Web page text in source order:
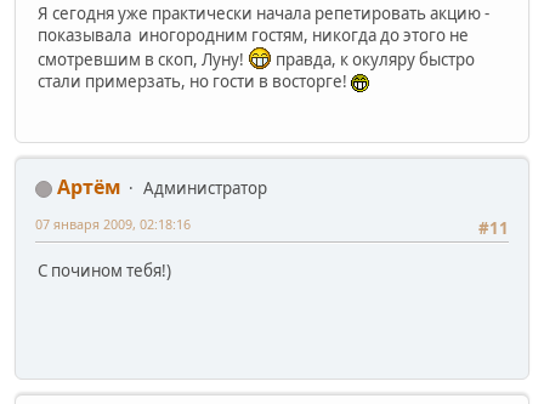
Я сегодня уже практически начала репетировать акцию -
показывала иногородним гостям, никогда до этого не
смотревшим в скоп, Луну!
правда, к окуляру быстро
стали примерзать, но гости в восторге!
Артём
Администратор
#11
07 января 2009, 02:18:16
С почином тебя!)